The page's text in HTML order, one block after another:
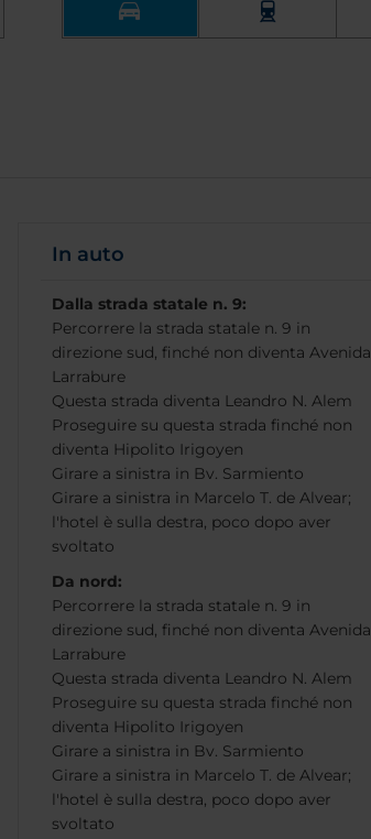
In auto
Dalla strada statale n. 9:
Percorrere la strada statale n. 9 in
direzione sud, finché non diventa Avenida
Larrabure
Questa strada diventa Leandro N. Alem
Proseguire su questa strada finché non
diventa Hipolito Irigoyen
Girare a sinistra in Bv. Sarmiento
Girare a sinistra in Marcelo T. de Alvear;
l'hotel è sulla destra, poco dopo aver
svoltato
Da nord:
Percorrere la strada statale n. 9 in
direzione sud, finché non diventa Avenida
Larrabure
Questa strada diventa Leandro N. Alem
Proseguire su questa strada finché non
diventa Hipolito Irigoyen
Girare a sinistra in Bv. Sarmiento
Girare a sinistra in Marcelo T. de Alvear;
l'hotel è sulla destra, poco dopo aver
svoltato